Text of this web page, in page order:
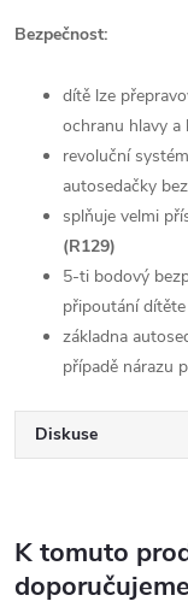
Bezpečnost:
dítě lze
ochranu hlavy a
revoluční
autosedačky
splňuje velmi
(R129)
5-ti bodový
připoutání dítěte
základna
případě nárazu
Diskuse
K tomuto